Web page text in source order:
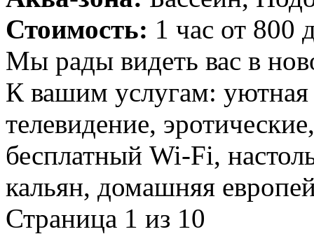
Стоимость: 1 час от 800
Мы рады видеть вас в
К вашим услугам: уютная
телевидение,
бесплатный Wi-Fi,
кальян, домашняя
Страница 1 из 10